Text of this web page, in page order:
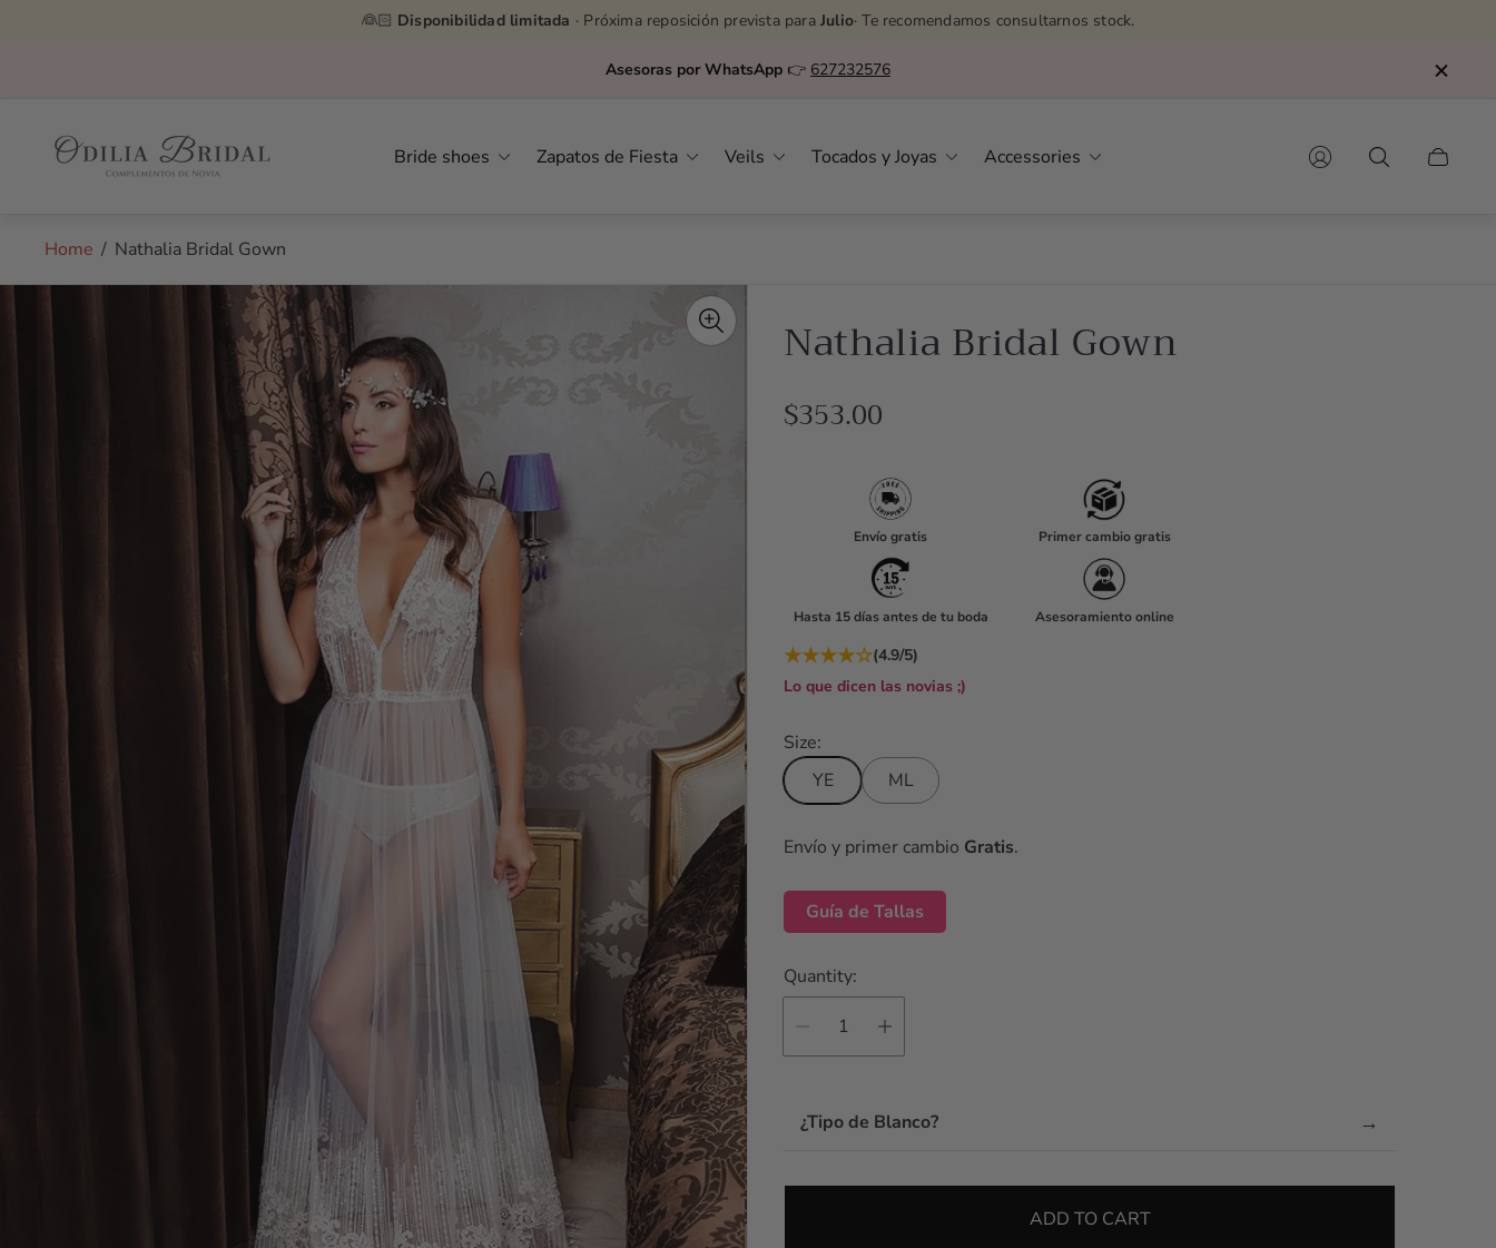
👰🏻 Disponibilidad limitada · Próxima reposición prevista para Julio· Te recomendamos consultarnos stock.
💸Puedes dividir tu pago en 3 cuotas al 0%
Store
logo"
Bride shoes Zapatos de Fiesta Veils Tocados y Joyas Accessories
Cart
Home / Nathalia Bridal Gown
Nathalia Bridal Gown
R
r
p
i
c
e
$353.00
Envío gratis Primer cambio gratis
Hasta 15 días antes de tu boda Asesoramiento online
★★★★☆(4.9/5)
Lo que dicen las novias ;)
Size:
YE
ML
Envío y primer cambio Gratis.
Guía de Tallas
Quantity:
¿Tipo de Blanco? →
ADD TO CART